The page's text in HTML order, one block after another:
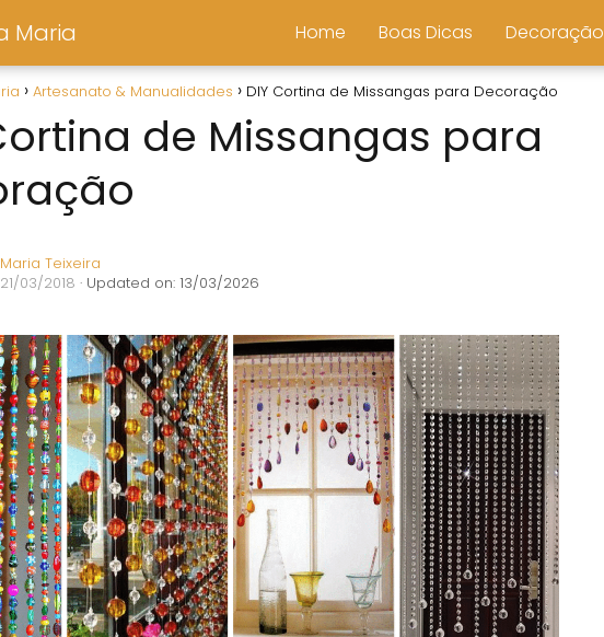
Maria Home Boas Dicas Decoração
Artesanato & Manualidades DIY Cortina de Missangas para Decoração
de Missangas para
Maria Teixeira
21/03/2018 · Updated on: 13/03/2026